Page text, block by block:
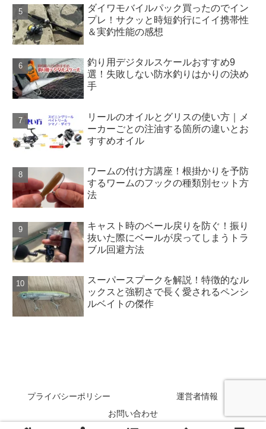
ダイワモバイルパック買ったのでイン
プレ！サクッと時短釣行にイイ携帯性
＆実釣性能の感想
釣り用デジタルスケールおすすめ9
選！失敗しない防水釣りはかりの決め
手
リールのオイルとグリスの使い方｜メ
ーカーごとの注油する箇所の違いとお
すすめオイル
ワームの付け方講座！根掛かりを予防
するワームのフックの種類別セット方
法
キャスト時のベール戻りを防ぐ！振り
抜いた際にベールが戻ってしまうトラ
ブル回避方法
スーパースプークを解説！特徴的なル
ックスと強靭さで長く愛されるペンシ
ルベイトの傑作
プライバシーポリシー
運営者情報
お問い合わせ